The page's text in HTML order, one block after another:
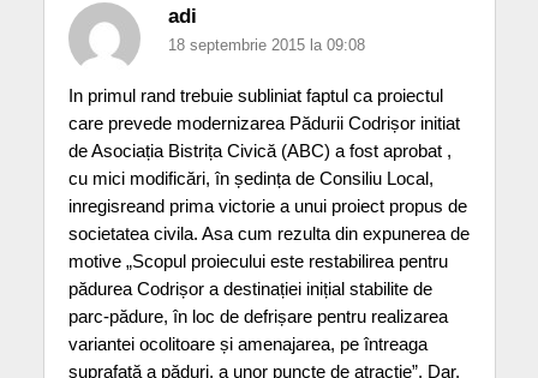
adi
18 septembrie 2015 la 09:08
In primul rand trebuie subliniat faptul ca proiectul
care prevede modernizarea Pădurii Codrișor initiat
de Asociația Bistrița Civică (ABC) a fost aprobat ,
cu mici modificări, în ședința de Consiliu Local,
inregisreand prima victorie a unui proiect propus de
societatea civila. Asa cum rezulta din expunerea de
motive „Scopul proiecului este restabilirea pentru
pădurea Codrișor a destinației inițial stabilite de
parc-pădure, în loc de defrișare pentru realizarea
variantei ocolitoare și amenajarea, pe întreaga
suprafață a păduri, a unor puncte de atracție”. Dar,